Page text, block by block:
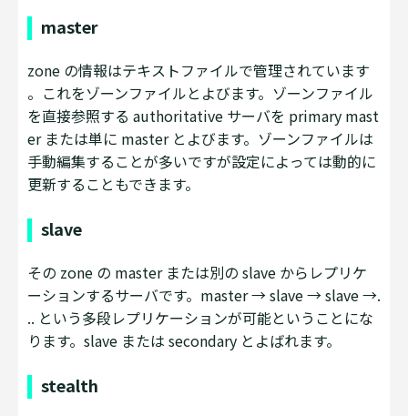
master
zone の情報はテキストファイルで管理されています
。これをゾーンファイルとよびます。ゾーンファイル
を直接参照する authoritative サーバを primary mast
er または単に master とよびます。ゾーンファイルは
手動編集することが多いですが設定によっては動的に
更新することもできます。
slave
その zone の master または別の slave からレプリケ
ーションするサーバです。master → slave → slave →.
.. という多段レプリケーションが可能ということにな
ります。slave または secondary とよばれます。
stealth